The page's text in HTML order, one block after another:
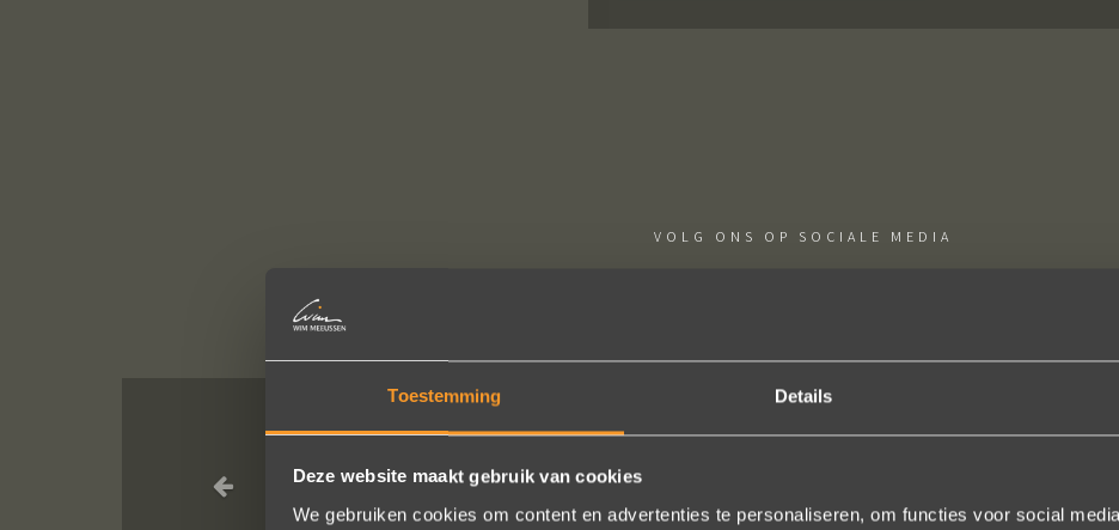
Toestemming Details
Deze website maakt gebruik van cookies
We gebruiken cookies om content en advertenties te personaliseren, om functies voor social
VOLG ONS OP SOCIALE MEDIA